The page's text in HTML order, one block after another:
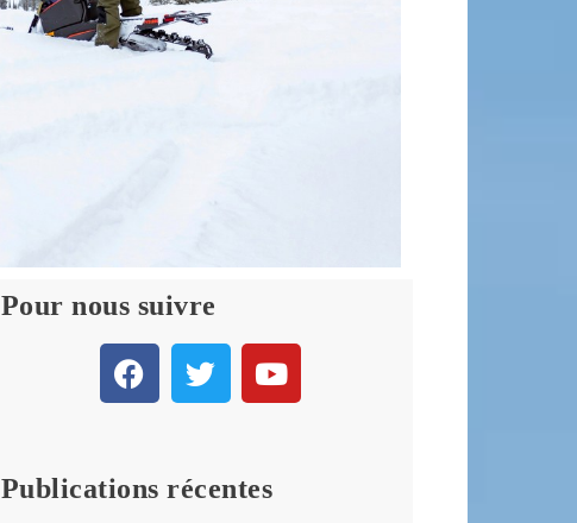
Pour nous suivre
Publications récentes